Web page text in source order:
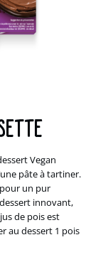
Vegan
pâte à tartiner.
un pur
innovant,
de pois est
au dessert 1 pois